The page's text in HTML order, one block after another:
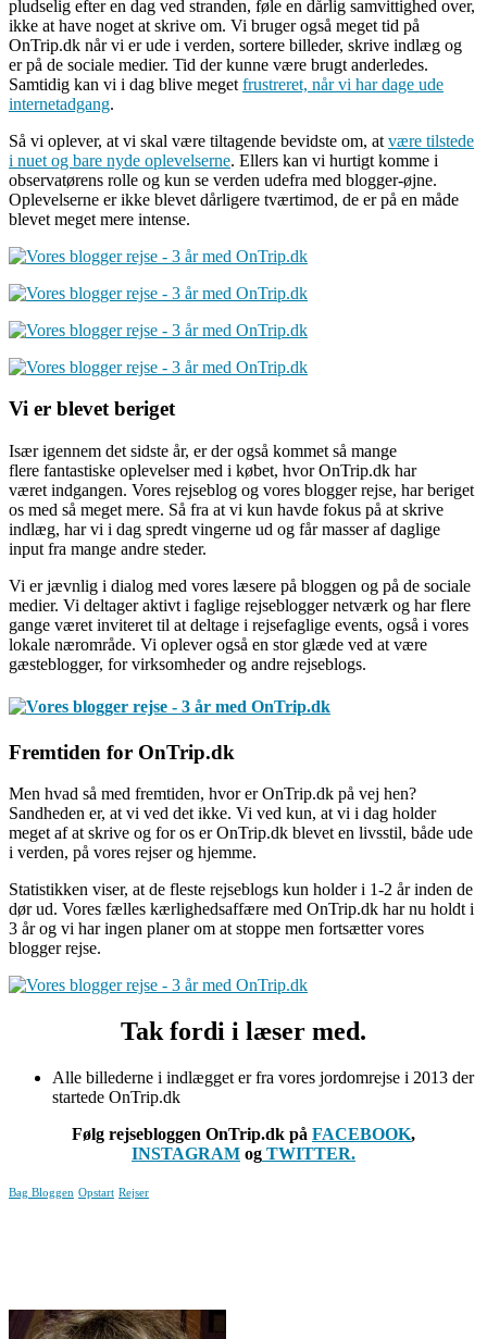
pludselig efter en dag ved stranden, føle en dårlig samvittighed over,
ikke at have noget at skrive om. Vi bruger også meget tid på
OnTrip.dk når vi er ude i verden, sortere billeder, skrive indlæg og
er på de sociale medier. Tid der kunne være brugt anderledes.
Samtidig kan vi i dag blive meget frustreret, når vi har dage ude
internetadgang.
Så vi oplever, at vi skal være tiltagende bevidste om, at være tilstede
i nuet og bare nyde oplevelserne. Ellers kan vi hurtigt komme i
observatørens rolle og kun se verden udefra med blogger-øjne.
Oplevelserne er ikke blevet dårligere tværtimod, de er på en måde
blevet meget mere intense.
Vi er blevet beriget
Især igennem det sidste år, er der også kommet så mange
flere fantastiske oplevelser med i købet, hvor OnTrip.dk har
været indgangen. Vores rejseblog og vores blogger rejse, har beriget
os med så meget mere. Så fra at vi kun havde fokus på at skrive
indlæg, har vi i dag spredt vingerne ud og får masser af daglige
input fra mange andre steder.
Vi er jævnlig i dialog med vores læsere på bloggen og på de sociale
medier. Vi deltager aktivt i faglige rejseblogger netværk og har flere
gange været inviteret til at deltage i rejsefaglige events, også i vores
lokale nærområde. Vi oplever også en stor glæde ved at være
gæsteblogger, for virksomheder og andre rejseblogs.
Fremtiden for OnTrip.dk
Men hvad så med fremtiden, hvor er OnTrip.dk på vej hen?
Sandheden er, at vi ved det ikke. Vi ved kun, at vi i dag holder
meget af at skrive og for os er OnTrip.dk blevet en livsstil, både ude
i verden, på vores rejser og hjemme.
Statistikken viser, at de fleste rejseblogs kun holder i 1-2 år inden de
dør ud. Vores fælles kærlighedsaffære med OnTrip.dk har nu holdt i
3 år og vi har ingen planer om at stoppe men fortsætter vores
blogger rejse.
Tak fordi i læser med.
Alle billederne i indlægget er fra vores jordomrejse i 2013 der
startede OnTrip.dk
Følg rejsebloggen OnTrip.dk på FACEBOOK,
INSTAGRAM og TWITTER.
Bag Bloggen Opstart Rejser